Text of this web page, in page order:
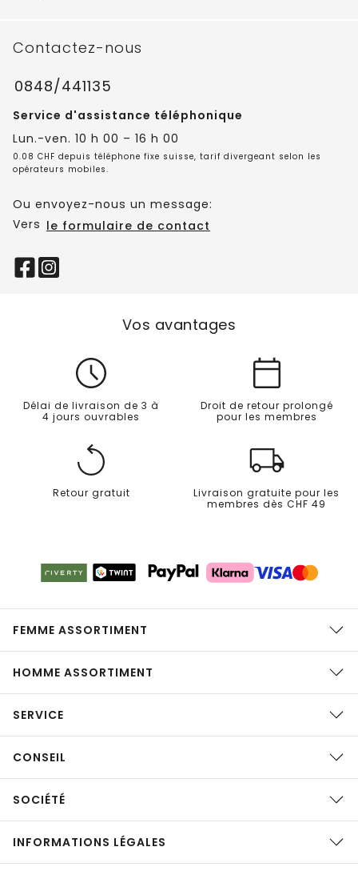
Contactez-nous
0848/441135
Service d'assistance téléphonique
Lun.-ven. 10 h 00 – 16 h 00
0.08 CHF depuis téléphone fixe suisse, tarif divergeant selon les
opérateurs mobiles.
Ou envoyez-nous un message:
Vers le formulaire de contact
Vos avantages
Délai de livraison de 3 à
4 jours ouvrables
Droit de retour prolongé
pour les membres
Retour gratuit
Livraison gratuite pour les
membres dès CHF 49
FEMME ASSORTIMENT
HOMME ASSORTIMENT
SERVICE
CONSEIL
SOCIÉTÉ
INFORMATIONS LÉGALES